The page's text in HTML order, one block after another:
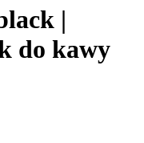
|
do kawy